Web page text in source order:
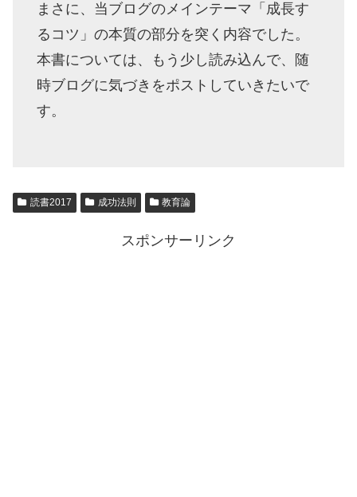
まさに、当ブログのメインテーマ「成長す
るコツ」の本質の部分を突く内容でした。
本書については、もう少し読み込んで、随
時ブログに気づきをポストしていきたいで
す。
読書2017 成功法則 教育論
スポンサーリンク